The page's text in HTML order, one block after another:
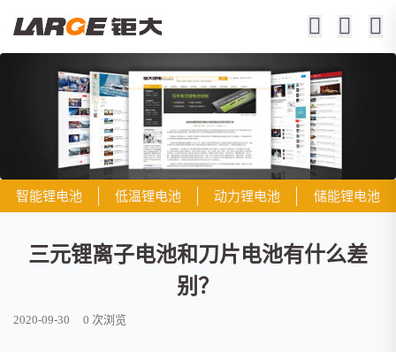
智能锂电池 低温锂电池 动力锂电池 储能锂电池
三元锂离子电池和刀片电池有什么差
别？
2020-09-30 0 次浏览